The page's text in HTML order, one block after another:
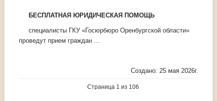
БЕСПЛАТНАЯ ЮРИДИЧЕСКАЯ ПОМОЩЬ
специалисты ГКУ «Госюрбюро Оренбургской области»
проведут прием граждан ...
Создано: 25 мая 2026г.
Страница 1 из 106